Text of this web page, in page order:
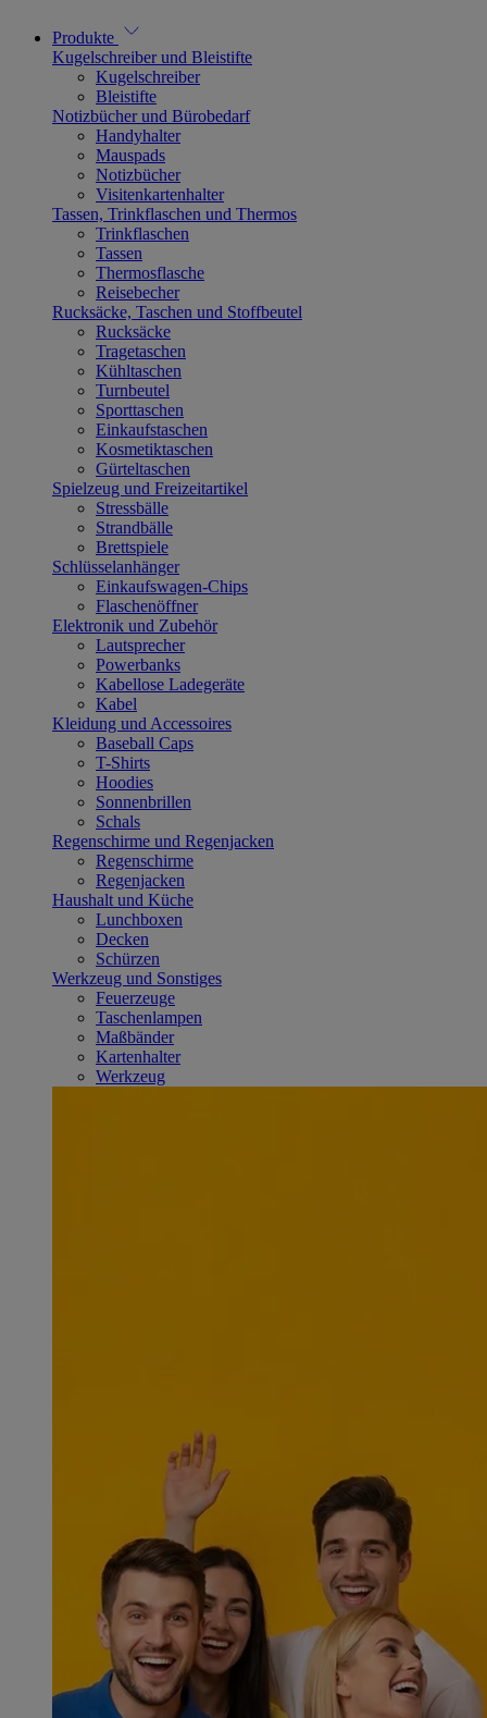
Produkte
Kugelschreiber und Bleistifte
Kugelschreiber
Bleistifte
Notizbücher und Bürobedarf
Handyhalter
Mauspads
Notizbücher
Visitenkartenhalter
Tassen, Trinkflaschen und Thermos
Trinkflaschen
Tassen
Thermosflasche
Reisebecher
Rucksäcke, Taschen und Stoffbeutel
Rucksäcke
Tragetaschen
Kühltaschen
Turnbeutel
Sporttaschen
Einkaufstaschen
Kosmetiktaschen
Gürteltaschen
Spielzeug und Freizeitartikel
Stressbälle
Strandbälle
Brettspiele
Schlüsselanhänger
Einkaufswagen-Chips
Flaschenöffner
Elektronik und Zubehör
Lautsprecher
Powerbanks
Kabellose Ladegeräte
Kabel
Kleidung und Accessoires
Baseball Caps
T-Shirts
Hoodies
Sonnenbrillen
Schals
Regenschirme und Regenjacken
Regenschirme
Regenjacken
Haushalt und Küche
Lunchboxen
Decken
Schürzen
Werkzeug und Sonstiges
Feuerzeuge
Taschenlampen
Maßbänder
Kartenhalter
Werkzeug